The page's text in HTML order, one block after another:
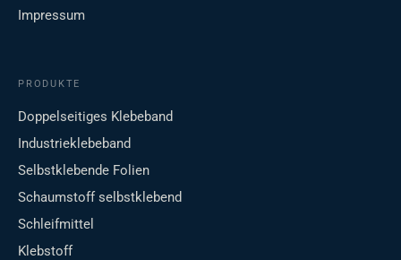
Impressum
PRODUKTE
Doppelseitiges Klebeband
Industrieklebeband
Selbstklebende Folien
Schaumstoff selbstklebend
Schleifmittel
Klebstoff